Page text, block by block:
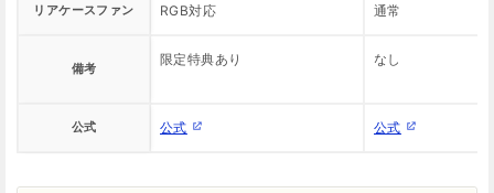
リアケースファン RGB対応 通常
備考
限定特典あり なし
公式 公式 公式